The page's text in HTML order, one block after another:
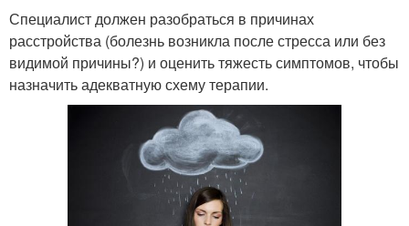
Специалист должен разобраться в причинах
расстройства (болезнь возникла после стресса или без
видимой причины?) и оценить тяжесть симптомов, чтобы
назначить адекватную схему терапии.